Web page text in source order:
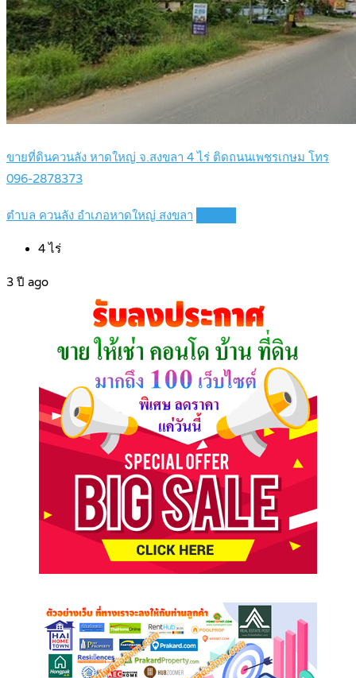
ขายที่ดินควนลัง หาดใหญ่ จ.สงขลา 4 ไร่ ติดถนนเพชรเกษม โทร
096-2878373
ตำบล ควนลัง อำเภอหาดใหญ่ สงขลา
4 ไร่
3 ปี ago